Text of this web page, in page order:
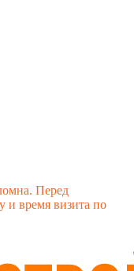
Перед
и время визита по